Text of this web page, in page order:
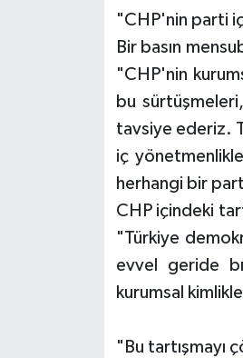
"CHP'nin parti
Bir basın
"CHP'nin
bu
tavsiye ederiz.
iç
herhangi bir
CHP içindeki
"Türkiye
evvel geride
kurumsal
"Bu tartışmayı